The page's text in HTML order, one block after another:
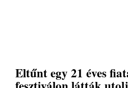
Eltűnt egy 21 éves